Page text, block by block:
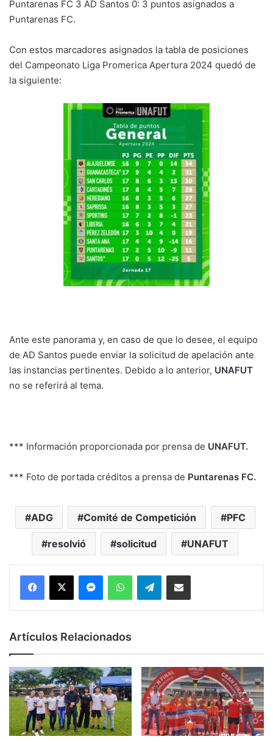
Puntarenas FC 3 AD Santos 0: 3 puntos asignados a
Puntarenas FC.
Con estos marcadores asignados la tabla de posiciones
del Campeonato Liga Promerica Apertura 2024 quedó de
la siguiente:
Ante este panorama y, en caso de que lo desee, el equipo
de AD Santos puede enviar la solicitud de apelación ante
las instancias pertinentes. Debido a lo anterior, UNAFUT
no se referirá al tema.
*** Información proporcionada por prensa de UNAFUT.
*** Foto de portada créditos a prensa de Puntarenas FC.
ADG Comité de Competición PFC
resolvió solicitud UNAFUT
MessengerWhatsAppTelegramCompartir por correo electrónico
Artículos Relacionados